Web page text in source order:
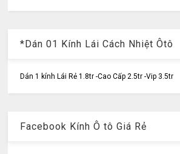
*Dán 01 Kính Lái Cách Nhiệt Ôtô
Dán 1 kính Lái Rẻ 1.8tr -Cao Cấp 2.5tr -Vip 3.5tr
Facebook Kính Ô tô Giá Rẻ